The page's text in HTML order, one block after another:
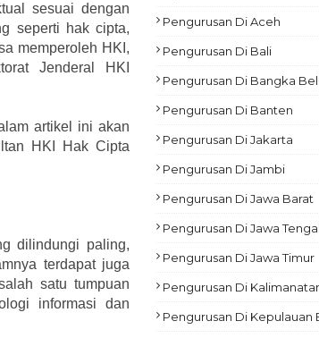
sesuai dengan
seperti hak cipta,
memperoleh HKI,
Jenderal HKI
artikel ini akan
HKI Hak Cipta
dilindungi paling,
terdapat juga
satu tumpuan
informasi dan
Pengurusan Di Aceh
Pengurusan Di Bali
Pengurusan Di Bangka
Pengurusan Di Banten
Pengurusan Di Jakarta
Pengurusan Di Jambi
Pengurusan Di Jawa Barat
Pengurusan Di Jawa
Pengurusan Di Jawa Timur
Pengurusan Di
Pengurusan Di Kepulauan